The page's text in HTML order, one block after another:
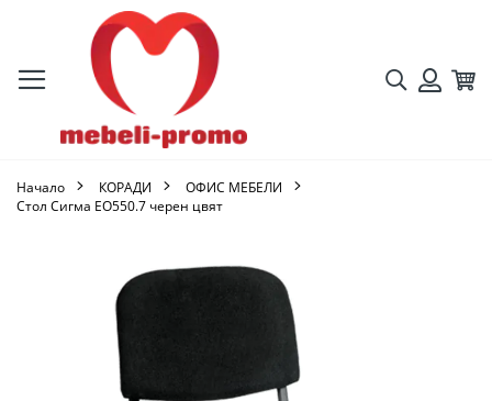
Търсене
Начало КОРАДИ
ОФИС МЕБЕЛИ
Стол Сигма ΕΟ550.7 черен цвят
изображенията